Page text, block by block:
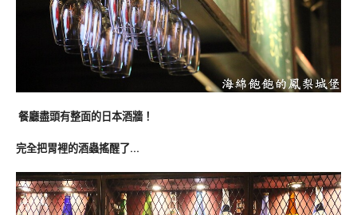
餐廳盡頭有整面的日本酒牆！
完全把胃裡的酒蟲搖醒了…